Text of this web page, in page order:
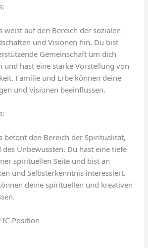
weist auf den Bereich der sozialen
und Visionen hin. Du bist
Gemeinschaft um dich
und hast eine starke Vorstellung von
Familie und Erbe können deine
und Visionen beeinflussen.
betont den Bereich der Spiritualität,
Unbewussten. Du hast eine tiefe
spirituellen Seite und bist an
und Selbsterkenntnis interessiert.
deine spirituellen und kreativen
Position